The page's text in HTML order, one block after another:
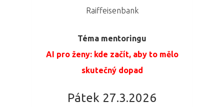
Raiffeisenbank
Téma mentoringu
AI pro ženy: kde začít, aby to mělo
skutečný dopad
Pátek 27.3.2026